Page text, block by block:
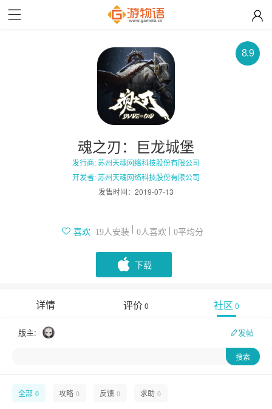
8.9
魂之刃：巨龙城堡
发行商: 苏州天魂网络科技股份有限公司
开发者: 苏州天魂网络科技股份有限公司
发售时间： 2019-07-13
喜欢 19人安装 0人喜欢 0平均分
下载
详情 评价0 社区 0
版主: 发帖
全部 0 攻略 0 反馈 0 求助 0